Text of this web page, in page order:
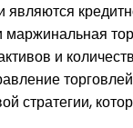
и
стратегии,